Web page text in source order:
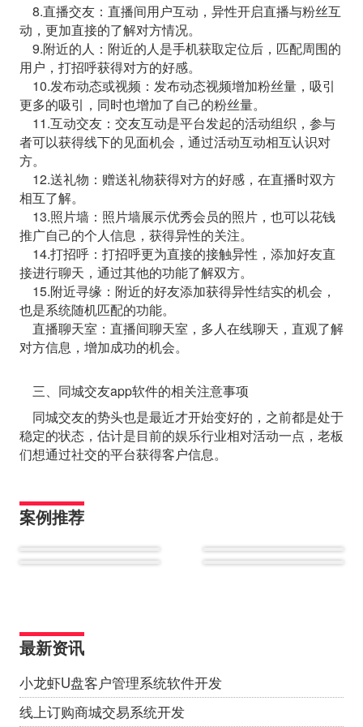
8.直播交友：直播间用户互动，异性开启直播与粉丝互
动，更加直接的了解对方情况。
9.附近的人：附近的人是手机获取定位后，匹配周围的
用户，打招呼获得对方的好感。
10.发布动态或视频：发布动态视频增加粉丝量，吸引
更多的吸引，同时也增加了自己的粉丝量。
11.互动交友：交友互动是平台发起的活动组织，参与
者可以获得线下的见面机会，通过活动互动相互认识对
方。
12.送礼物：赠送礼物获得对方的好感，在直播时双方
相互了解。
13.照片墙：照片墙展示优秀会员的照片，也可以花钱
推广自己的个人信息，获得异性的关注。
14.打招呼：打招呼更为直接的接触异性，添加好友直
接进行聊天，通过其他的功能了解双方。
15.附近寻缘：附近的好友添加获得异性结实的机会，
也是系统随机匹配的功能。
直播聊天室：直播间聊天室，多人在线聊天，直观了解
对方信息，增加成功的机会。
三、同城交友app软件的相关注意事项
同城交友的势头也是最近才开始变好的，之前都是处于
稳定的状态，估计是目前的娱乐行业相对活动一点，老板
们想通过社交的平台获得客户信息。
案例推荐
最新资讯
小龙虾U盘客户管理系统软件开发
线上订购商城交易系统开发